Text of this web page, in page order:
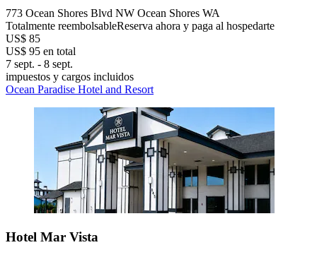
773 Ocean Shores Blvd NW Ocean Shores WA
Totalmente reembolsableReserva ahora y paga al hospedarte
US$ 85
US$ 95 en total
7 sept. - 8 sept.
impuestos y cargos incluidos
Ocean Paradise Hotel and Resort
Hotel Mar Vista